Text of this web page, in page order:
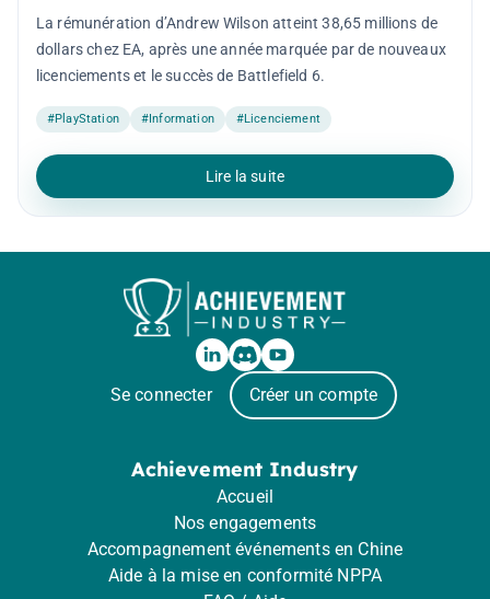
La rémunération d’Andrew Wilson atteint 38,65 millions de
dollars chez EA, après une année marquée par de nouveaux
licenciements et le succès de Battlefield 6.
#PlayStation #Information #Licenciement
Lire la suite
Se connecter Créer un compte
Achievement Industry
Accueil
Nos engagements
Accompagnement événements en Chine
Aide à la mise en conformité NPPA